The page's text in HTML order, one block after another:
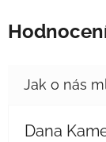
Dana